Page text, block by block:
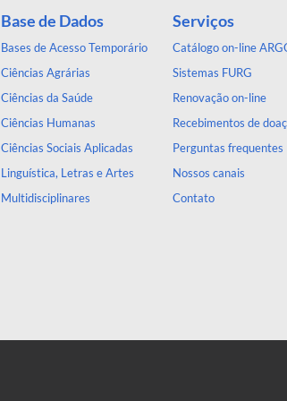
Base de Dados
Bases de Acesso Temporário
Ciências Agrárias
Ciências da Saúde
Ciências Humanas
Ciências Sociais Aplicadas
Linguística, Letras e Artes
Multidisciplinares
Serviços
Catálogo on-line
Sistemas FURG
Renovação on-line
Recebimentos de
Perguntas frequentes
Nossos canais
Contato